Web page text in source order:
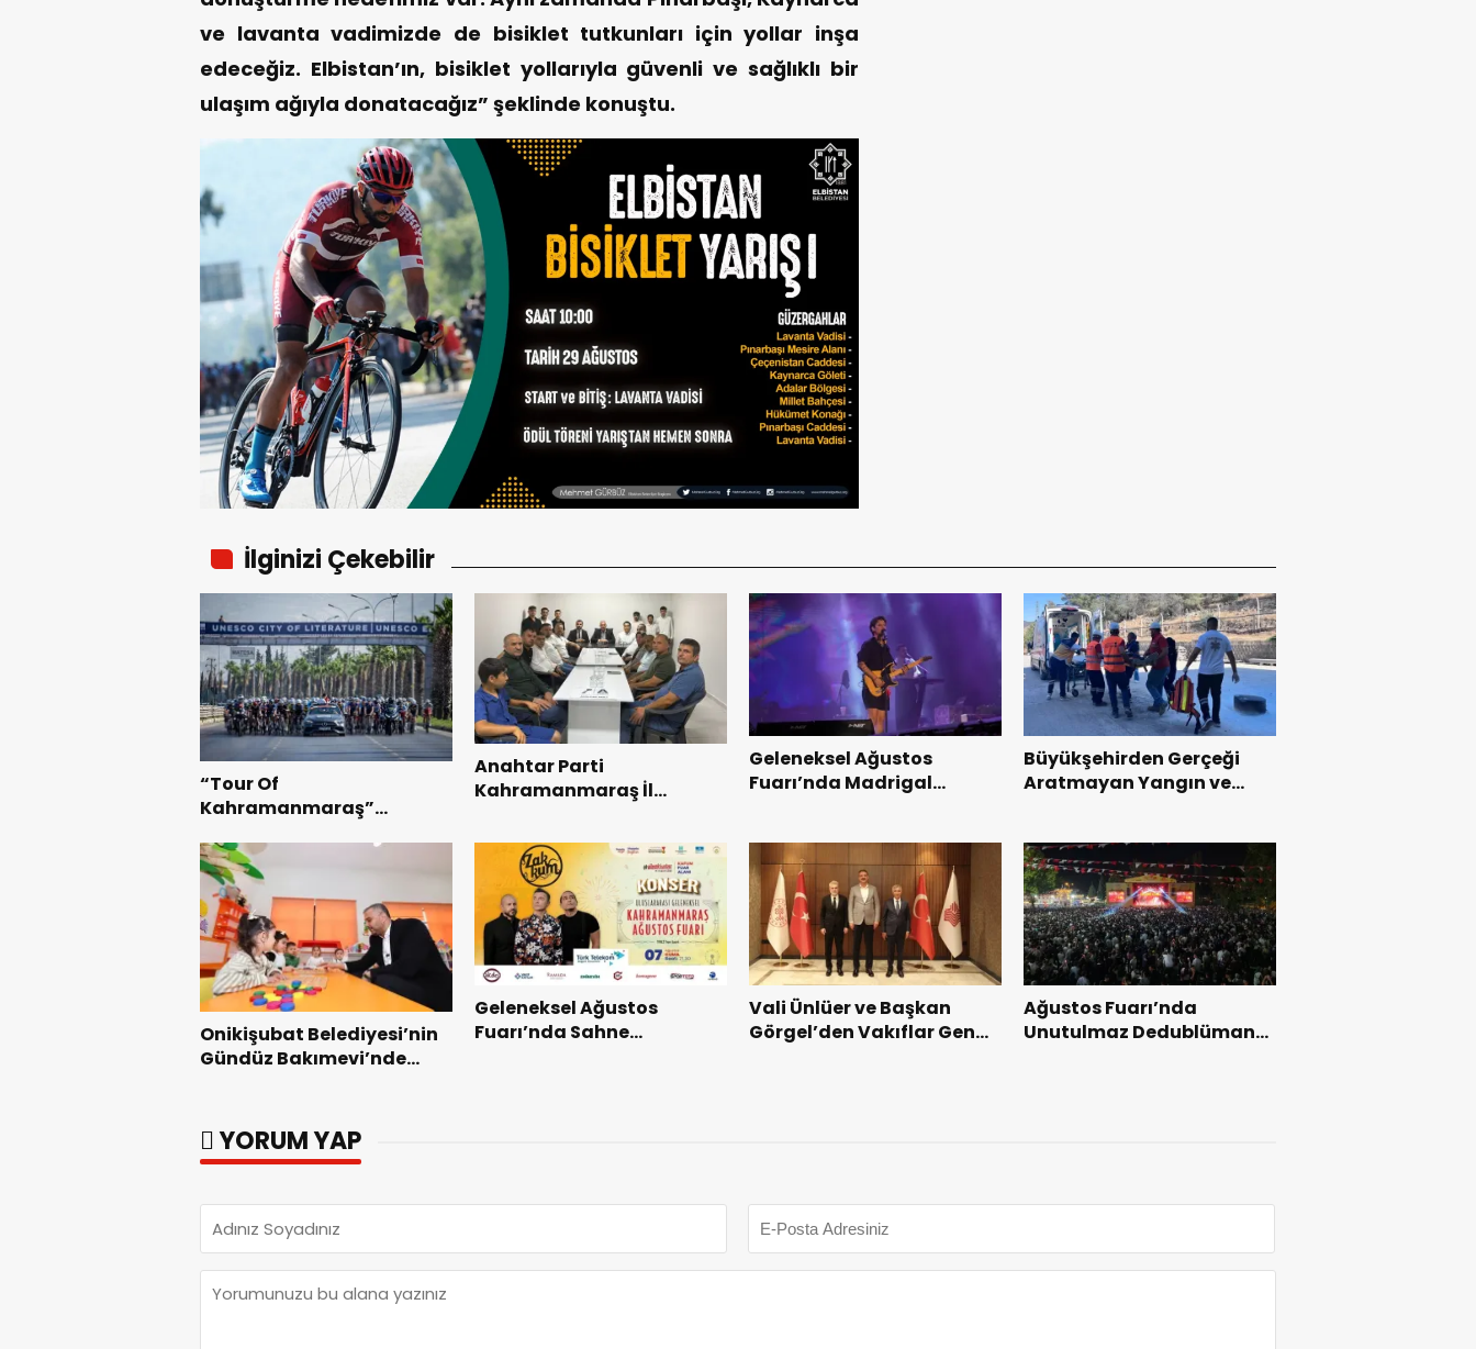
ve lavanta vadimizde de bisiklet tutkunları için yollar inşa
edeceğiz. Elbistan’ın, bisiklet yollarıyla güvenli ve sağlıklı bir
ulaşım ağıyla donatacağız” şeklinde konuştu.
İlginizi Çekebilir
“Tour Of
Kahramanmaraş”
Turnuvası Tamamlandı.
Anahtar Parti
Kahramanmaraş İl
Teşkilatı ile buluştu.
Geleneksel Ağustos
Fuarı’nda Madrigal
Büyükşehirden Gerçeği
Aratmayan Yangın ve
Onikişubat Belediyesi’nin
Gündüz Bakımevi’nde
Geleneksel Ağustos
Fuarı’nda Sahne
Vali Ünlüer ve Başkan
Görgel’den Vakıflar Genel
Ağustos Fuarı’nda
Unutulmaz Dedublüman
YORUM YAP